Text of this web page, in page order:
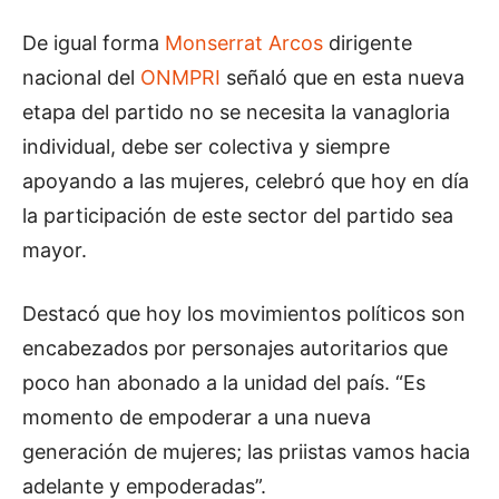
De igual forma Monserrat Arcos dirigente
nacional del ONMPRI señaló que en esta nueva
etapa del partido no se necesita la vanagloria
individual, debe ser colectiva y siempre
apoyando a las mujeres, celebró que hoy en día
la participación de este sector del partido sea
mayor.
Destacó que hoy los movimientos políticos son
encabezados por personajes autoritarios que
poco han abonado a la unidad del país. “Es
momento de empoderar a una nueva
generación de mujeres; las priistas vamos hacia
adelante y empoderadas”.